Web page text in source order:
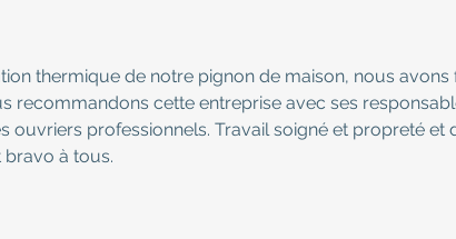
thermique de notre pignon de maison, nous
recommandons cette entreprise avec ses
ouvriers professionnels. Travail soigné et propreté et
bravo à tous.